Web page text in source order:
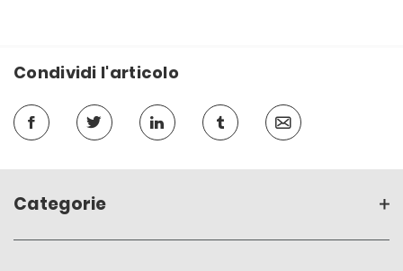
Condividi l'articolo
Categorie